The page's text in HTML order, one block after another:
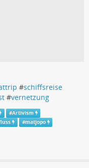
#schiffsreise
#vernetzung
#Artivism
#matjopo